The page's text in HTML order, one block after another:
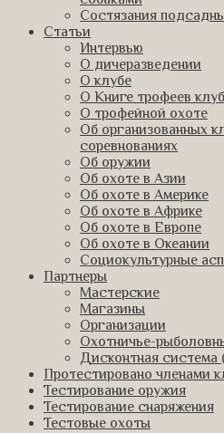
Состязания
Статьи
Интервью
О дичеразведении
О клубе
О Книге трофеев
О трофейной охоте
Об организованных
соревнованиях
Об оружии
Об охоте в Азии
Об охоте в Америке
Об охоте в Африке
Об охоте в Европе
Об охоте в Океании
Социокультурные
Партнеры
Мастерские
Магазины
Организации
Охотничье-
Дисконтная система
Протестировано членами
Тестирование оружия
Тестирование снаряжения
Тестовые охоты